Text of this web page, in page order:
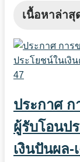
เนื้อหาล่าสุ
ประกาศ
ผู้รับโอนป
เงินปันผล